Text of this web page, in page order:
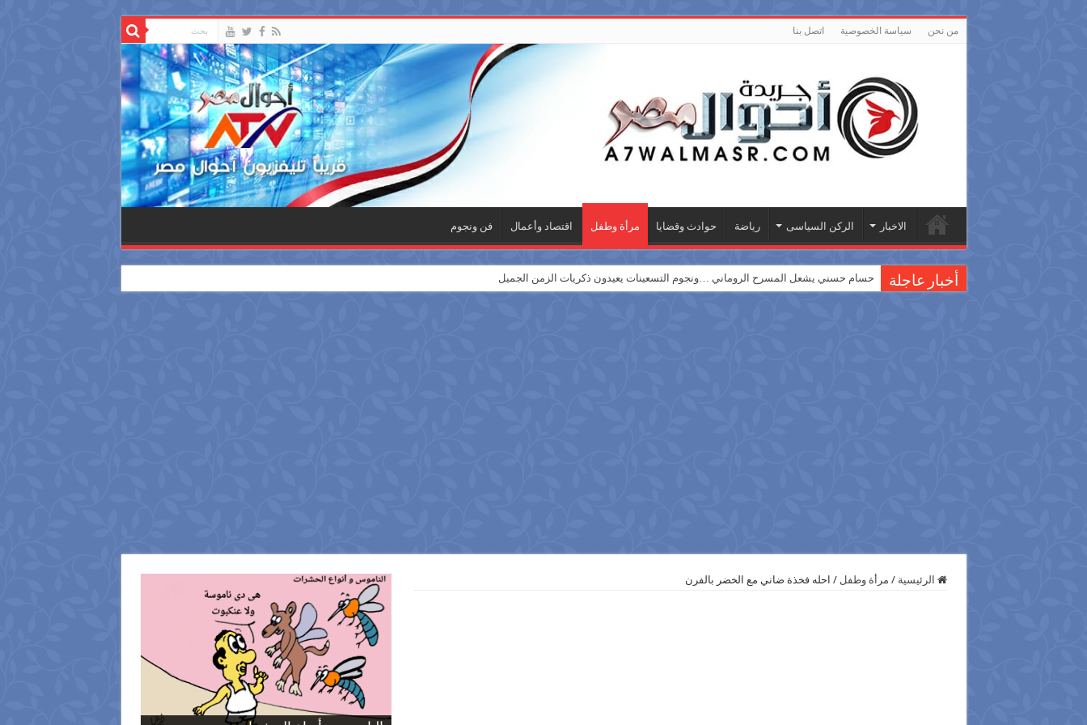
من نحن سياسة الخصوصية اتصل بنا
الاخبار الركن السياسى رياضة حوادث وقضايا مرأة وطفل اقتصاد وأعمال فن ونجوم
أخبار عاجلة حسام حسني يشعل المسرح الروماني …ونجوم التسعينات يعيدون ذكريات الزمن الجميل
الرئيسية / مرأة وطفل / احله فخذة ضاني مع الخضر بالفرن